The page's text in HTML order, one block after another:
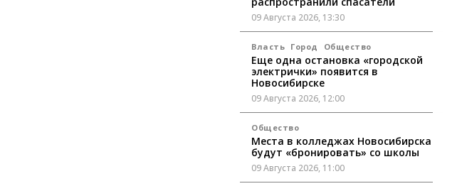
09 Августа 2026, 13:30
Власть Город Общество
Еще одна остановка «городской
электрички» появится в
Новосибирске
09 Августа 2026, 12:00
Общество
Места в колледжах Новосибирска
будут «бронировать» со школы
09 Августа 2026, 11:00